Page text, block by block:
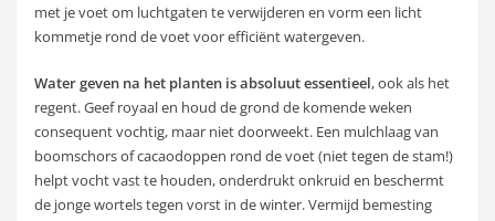
met je voet om luchtgaten te verwijderen en vorm een licht
kommetje rond de voet voor efficiënt watergeven.
Water geven na het planten is absoluut essentieel, ook als het
regent. Geef royaal en houd de grond de komende weken
consequent vochtig, maar niet doorweekt. Een mulchlaag van
boomschors of cacaodoppen rond de voet (niet tegen de stam!)
helpt vocht vast te houden, onderdrukt onkruid en beschermt
de jonge wortels tegen vorst in de winter. Vermijd bemesting